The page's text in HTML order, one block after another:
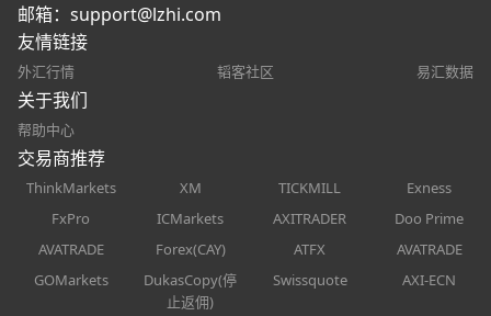
邮箱： support@lzhi.com
友情链接
外汇行情 韬客社区 易汇数据
关于我们
帮助中心
交易商推荐
ThinkMarkets XM TICKMILL
Exness
FxPro
ICMarkets AXITRADER
Doo Prime
AVATRADE
Forex(CAY) ATFX
AVATRADE
GOMarkets
DukasCopy(停
止返佣)
Swissquote AXI-ECN